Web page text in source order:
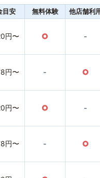
目安 無料体験 他店舗利
円〜 ○ -
円〜 - ○
円〜 ○ -
円〜 - ○